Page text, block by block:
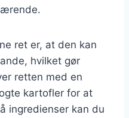
ret er, at den kan
hvilket gør
retten med en
kartofler for at
ingredienser kan du